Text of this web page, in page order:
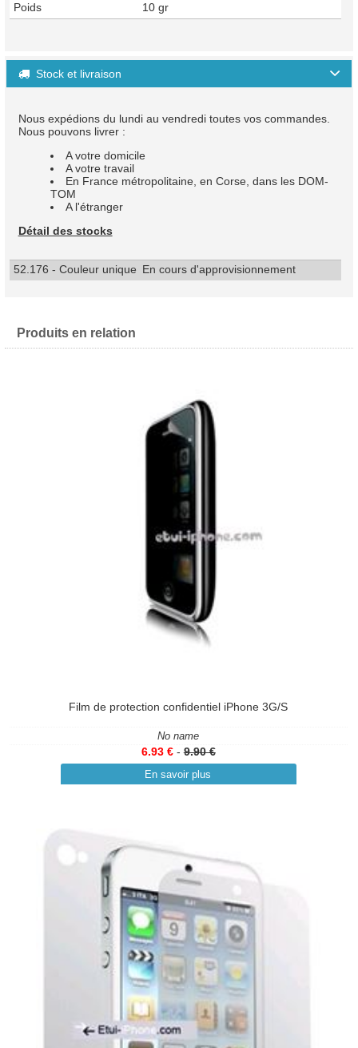
Poids 10 gr
 Stock et livraison
Nous expédions du lundi au vendredi toutes vos commandes.
Nous pouvons livrer :
A votre domicile
A votre travail
En France métropolitaine, en Corse, dans les DOM-
TOM
A l'étranger
Détail des stocks
52.176 - Couleur unique En cours d'approvisionnement
Produits en relation
Film de protection confidentiel iPhone 3G/S
No name
6.93 €-9.90 €
En savoir plus